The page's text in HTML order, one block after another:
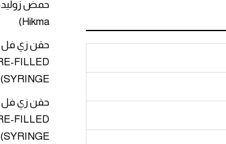
Hikma)
FILLED
SYRINGE)
FILLED
SYRINGE)